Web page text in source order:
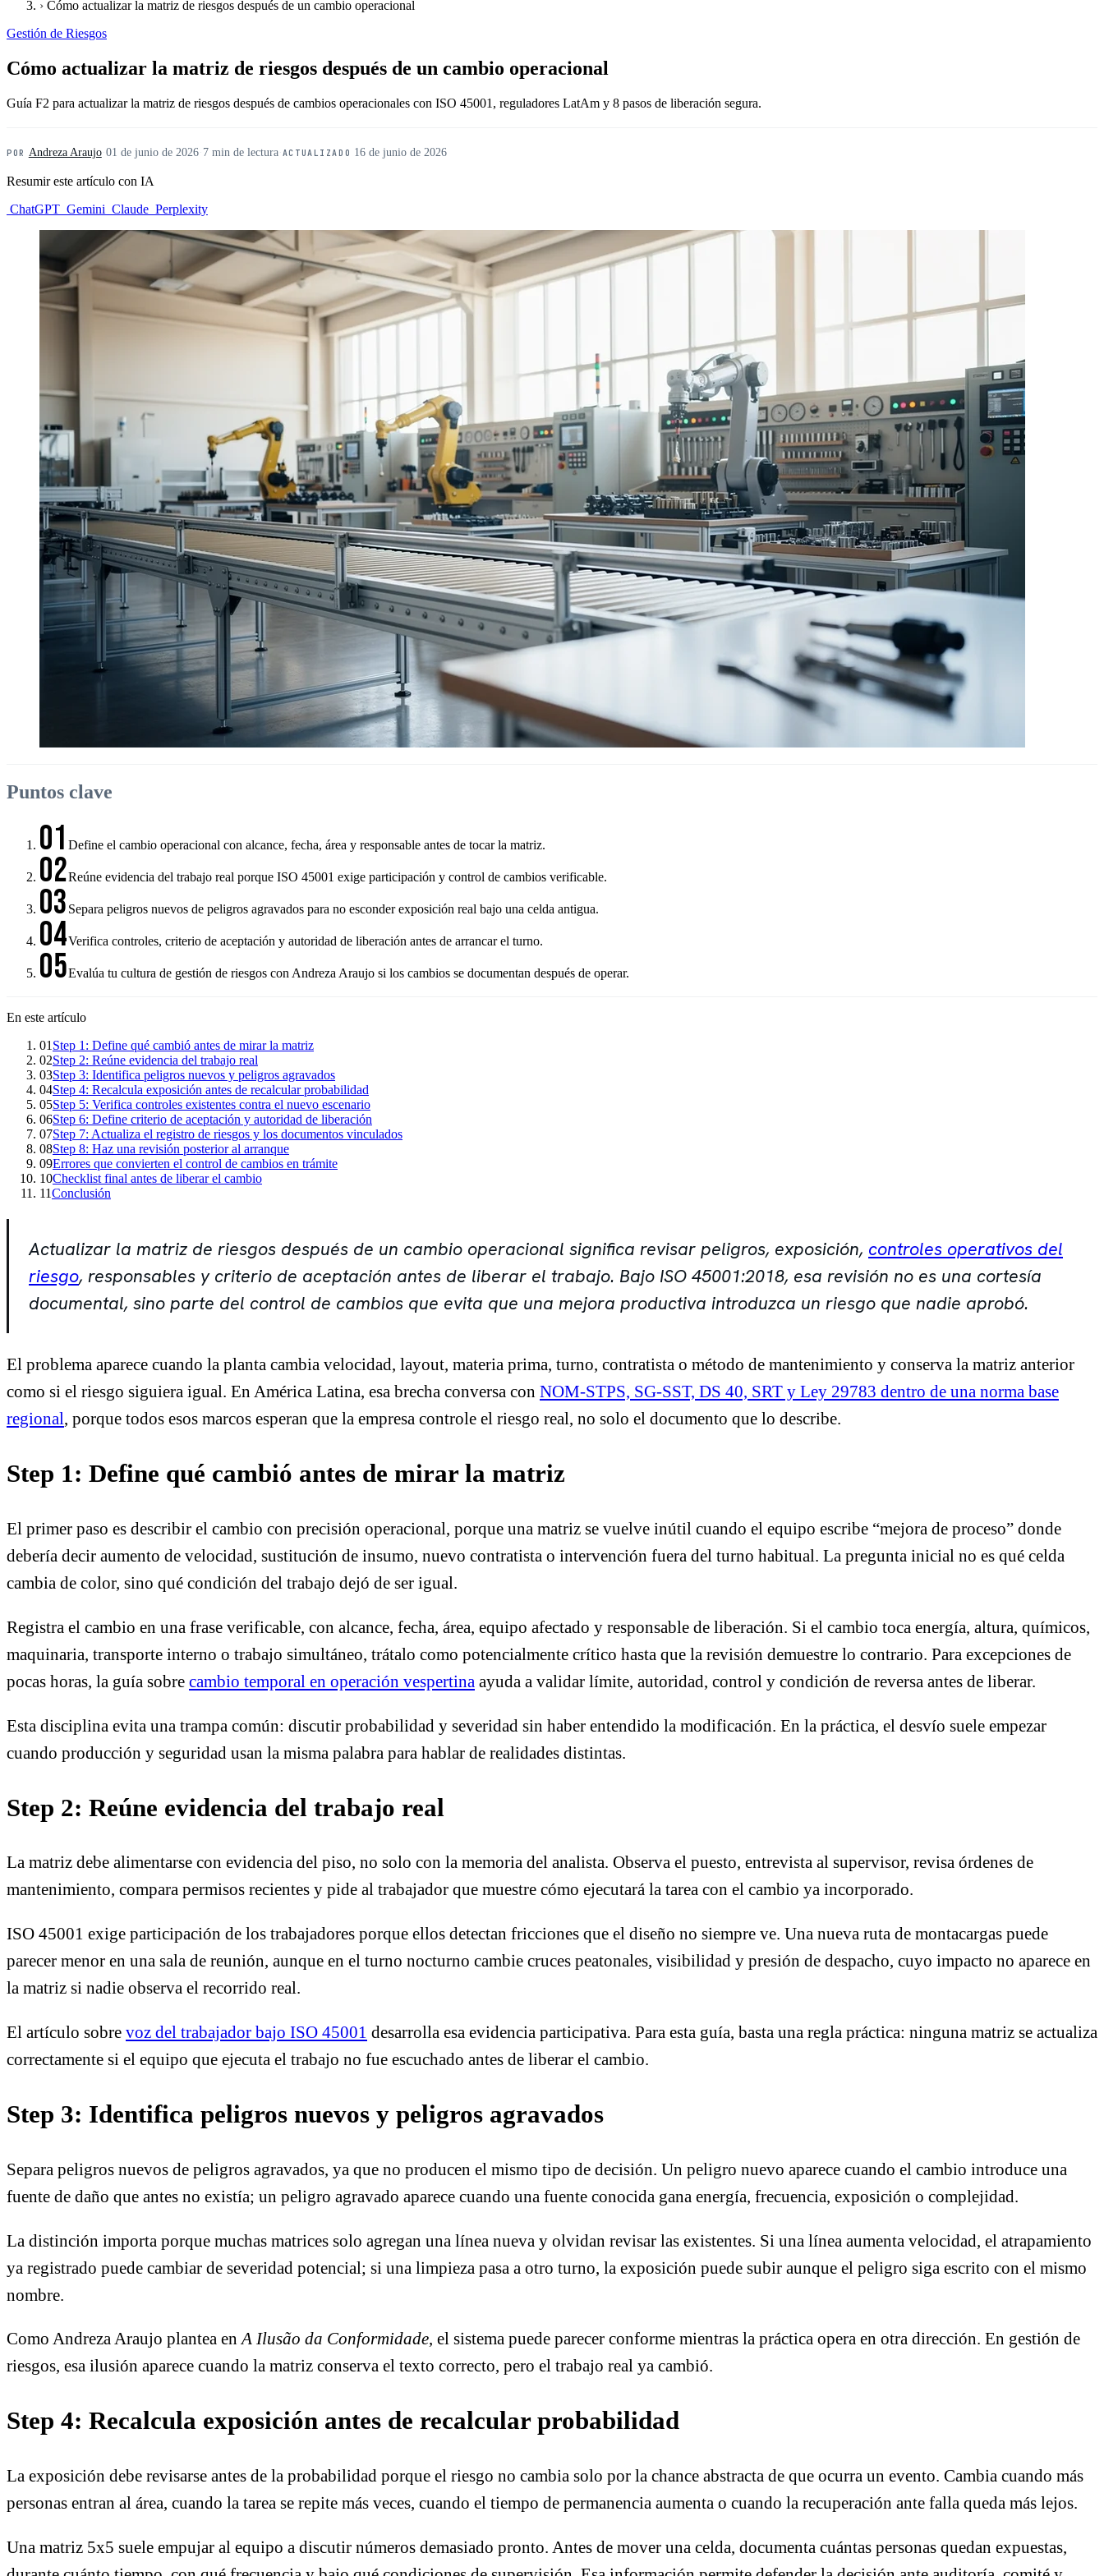
› Cómo actualizar la matriz de riesgos después de un cambio operacional
Gestión de Riesgos
Cómo actualizar la matriz de riesgos después de un cambio operacional
Guía F2 para actualizar la matriz de riesgos después de cambios operacionales con ISO 45001, reguladores LatAm y 8 pasos de liberación segura.
POR Andreza Araujo· 01 de junio de 2026· 7 min de lectura· ACTUALIZADO 16 de junio de 2026
Resumir este artículo con IA
ChatGPT Gemini Claude Perplexity
Puntos clave
01 Define el cambio operacional con alcance, fecha, área y responsable antes de tocar la matriz.
02Reúne evidencia del trabajo real porque ISO 45001 exige participación y control de cambios verificable.
03 Separa peligros nuevos de peligros agravados para no esconder exposición real bajo una celda antigua.
04Verifica controles, criterio de aceptación y autoridad de liberación antes de arrancar el turno.
05Evalúa tu cultura de gestión de riesgos con Andreza Araujo si los cambios se documentan después de operar.
En este artículo
01 Step 1: Define qué cambió antes de mirar la matriz
02Step 2: Reúne evidencia del trabajo real
03Step 3: Identifica peligros nuevos y peligros agravados
04Step 4: Recalcula exposición antes de recalcular probabilidad
05Step 5: Verifica controles existentes contra el nuevo escenario
06Step 6: Define criterio de aceptación y autoridad de liberación
07Step 7: Actualiza el registro de riesgos y los documentos vinculados
08Step 8: Haz una revisión posterior al arranque
09Errores que convierten el control de cambios en trámite
10Checklist final antes de liberar el cambio
11Conclusión
Actualizar la matriz de riesgos después de un cambio operacional significa revisar peligros, exposición, controles operativos del
riesgo, responsables y criterio de aceptación antes de liberar el trabajo. Bajo ISO 45001:2018, esa revisión no es una cortesía
documental, sino parte del control de cambios que evita que una mejora productiva introduzca un riesgo que nadie aprobó.
El problema aparece cuando la planta cambia velocidad, layout, materia prima, turno, contratista o método de mantenimiento y conserva la matriz anterior
como si el riesgo siguiera igual. En América Latina, esa brecha conversa con NOM-STPS, SG-SST, DS 40, SRT y Ley 29783 dentro de una norma base
regional, porque todos esos marcos esperan que la empresa controle el riesgo real, no solo el documento que lo describe.
Step 1: Define qué cambió antes de mirar la matriz
El primer paso es describir el cambio con precisión operacional, porque una matriz se vuelve inútil cuando el equipo escribe “mejora de proceso” donde
debería decir aumento de velocidad, sustitución de insumo, nuevo contratista o intervención fuera del turno habitual. La pregunta inicial no es qué celda
cambia de color, sino qué condición del trabajo dejó de ser igual.
Registra el cambio en una frase verificable, con alcance, fecha, área, equipo afectado y responsable de liberación. Si el cambio toca energía, altura, químicos,
maquinaria, transporte interno o trabajo simultáneo, trátalo como potencialmente crítico hasta que la revisión demuestre lo contrario. Para excepciones de
pocas horas, la guía sobre cambio temporal en operación vespertina ayuda a validar límite, autoridad, control y condición de reversa antes de liberar.
Esta disciplina evita una trampa común: discutir probabilidad y severidad sin haber entendido la modificación. En la práctica, el desvío suele empezar
cuando producción y seguridad usan la misma palabra para hablar de realidades distintas.
Step 2: Reúne evidencia del trabajo real
La matriz debe alimentarse con evidencia del piso, no solo con la memoria del analista. Observa el puesto, entrevista al supervisor, revisa órdenes de
mantenimiento, compara permisos recientes y pide al trabajador que muestre cómo ejecutará la tarea con el cambio ya incorporado.
ISO 45001 exige participación de los trabajadores porque ellos detectan fricciones que el diseño no siempre ve. Una nueva ruta de montacargas puede
parecer menor en una sala de reunión, aunque en el turno nocturno cambie cruces peatonales, visibilidad y presión de despacho, cuyo impacto no aparece en
la matriz si nadie observa el recorrido real.
El artículo sobre voz del trabajador bajo ISO 45001 desarrolla esa evidencia participativa. Para esta guía, basta una regla práctica: ninguna matriz se actualiza
correctamente si el equipo que ejecuta el trabajo no fue escuchado antes de liberar el cambio.
Step 3: Identifica peligros nuevos y peligros agravados
Separa peligros nuevos de peligros agravados, ya que no producen el mismo tipo de decisión. Un peligro nuevo aparece cuando el cambio introduce una
fuente de daño que antes no existía; un peligro agravado aparece cuando una fuente conocida gana energía, frecuencia, exposición o complejidad.
La distinción importa porque muchas matrices solo agregan una línea nueva y olvidan revisar las existentes. Si una línea aumenta velocidad, el atrapamiento
ya registrado puede cambiar de severidad potencial; si una limpieza pasa a otro turno, la exposición puede subir aunque el peligro siga escrito con el mismo
nombre.
Como Andreza Araujo plantea en A Ilusão da Conformidade, el sistema puede parecer conforme mientras la práctica opera en otra dirección. En gestión de
riesgos, esa ilusión aparece cuando la matriz conserva el texto correcto, pero el trabajo real ya cambió.
Step 4: Recalcula exposición antes de recalcular probabilidad
La exposición debe revisarse antes de la probabilidad porque el riesgo no cambia solo por la chance abstracta de que ocurra un evento. Cambia cuando más
personas entran al área, cuando la tarea se repite más veces, cuando el tiempo de permanencia aumenta o cuando la recuperación ante falla queda más lejos.
Una matriz 5x5 suele empujar al equipo a discutir números demasiado pronto. Antes de mover una celda, documenta cuántas personas quedan expuestas,